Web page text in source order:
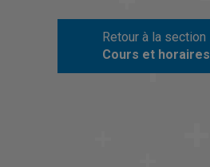
Retour à la section
Cours et horaires